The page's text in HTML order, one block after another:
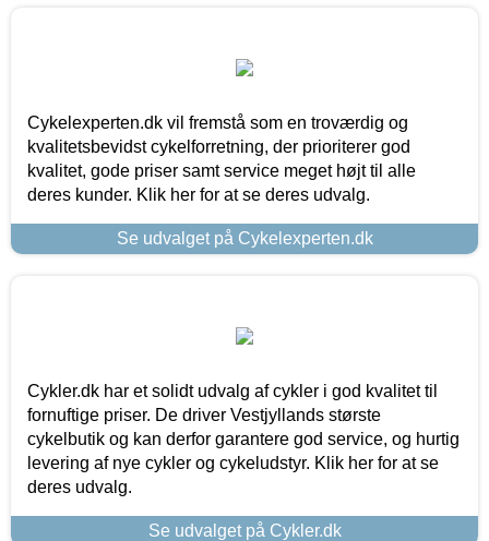
Cykelexperten.dk vil fremstå som en troværdig og
kvalitetsbevidst cykelforretning, der prioriterer god
kvalitet, gode priser samt service meget højt til alle
deres kunder. Klik her for at se deres udvalg.
Se udvalget på Cykelexperten.dk
Cykler.dk har et solidt udvalg af cykler i god kvalitet til
fornuftige priser. De driver Vestjyllands største
cykelbutik og kan derfor garantere god service, og hurtig
levering af nye cykler og cykeludstyr. Klik her for at se
deres udvalg.
Se udvalget på Cykler.dk